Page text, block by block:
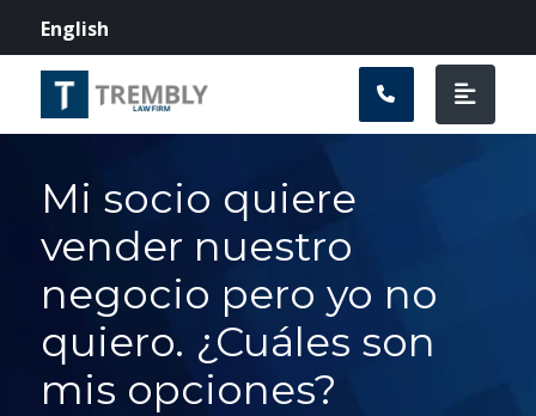
English
Mi socio quiere
vender nuestro
negocio pero yo no
quiero. ¿Cuáles son
mis opciones?